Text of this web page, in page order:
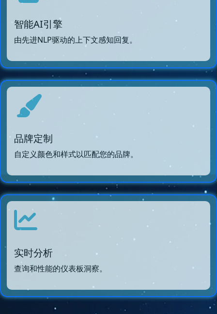
智能AI引擎
由先进NLP驱动的上下文感知回复。
品牌定制
自定义颜色和样式以匹配您的品牌。
实时分析
查询和性能的仪表板洞察。